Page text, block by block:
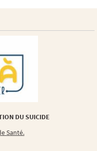
DU SUICIDE
Santé.